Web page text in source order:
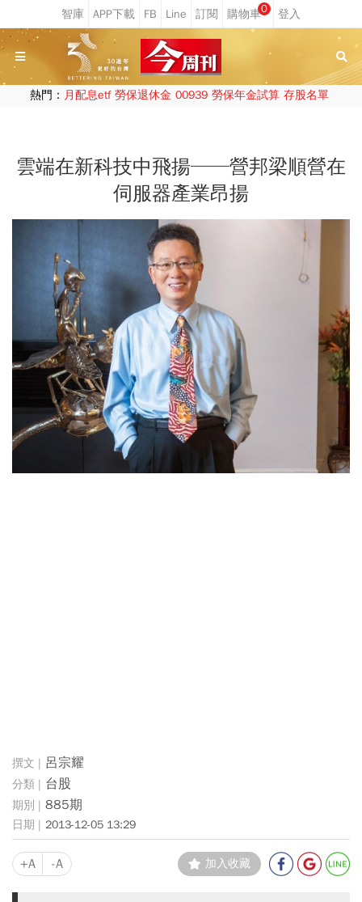
0
熱門： 月配息etf 勞保退休金 00939 勞保年金試算 存股名單
雲端在新科技中飛揚──營邦梁順營在
伺服器產業昂揚
呂宗耀
台股
885期
2013-12-05 13:29
+A -A 加入收藏